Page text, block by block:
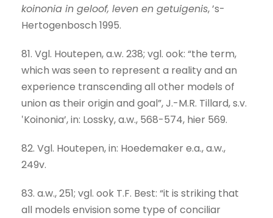
koinonia in geloof, leven en getuigenis, ’s-
Hertogenbosch 1995.
81. Vgl. Houtepen, a.w. 238; vgl. ook: “the term,
which was seen to represent a reality and an
experience transcending all other models of
union as their origin and goal”, J.-M.R. Tillard, s.v.
‛Koinonia’, in: Lossky, a.w., 568-574, hier 569.
82. Vgl. Houtepen, in: Hoedemaker e.a., a.w.,
249v.
83. a.w., 251; vgl. ook T.F. Best: “it is striking that
all models envision some type of conciliar